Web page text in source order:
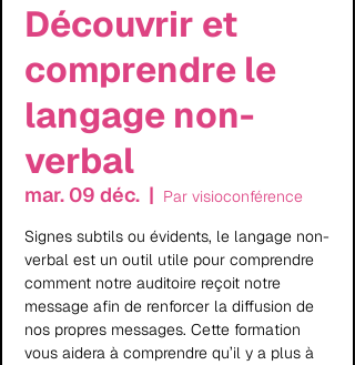
Découvrir et
comprendre le
langage non-
verbal
mar. 09 déc.
  |
Par visioconférence
Signes subtils ou évidents, le langage non-
verbal est un outil utile pour comprendre
comment notre auditoire reçoit notre
message afin de renforcer la diffusion de
nos propres messages. Cette formation
vous aidera à comprendre qu’il y a plus à